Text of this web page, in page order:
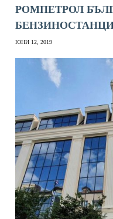
РОМПЕТРОЛ
ЮНИ 12, 2019